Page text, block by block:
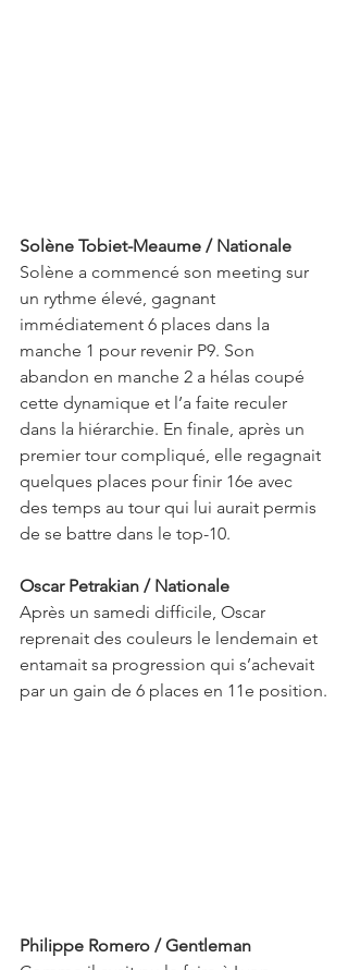
Solène Tobiet-Meaume / Nationale
Solène a commencé son meeting sur
un rythme élevé, gagnant
immédiatement 6 places dans la
manche 1 pour revenir P9. Son
abandon en manche 2 a hélas coupé
cette dynamique et l’a faite reculer
dans la hiérarchie. En finale, après un
premier tour compliqué, elle regagnait
quelques places pour finir 16e avec
des temps au tour qui lui aurait permis
de se battre dans le top-10.
Oscar Petrakian / Nationale
Après un samedi difficile, Oscar
reprenait des couleurs le lendemain et
entamait sa progression qui s’achevait
par un gain de 6 places en 11e position.
Philippe Romero / Gentleman